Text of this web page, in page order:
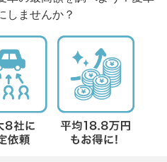
しませんか？